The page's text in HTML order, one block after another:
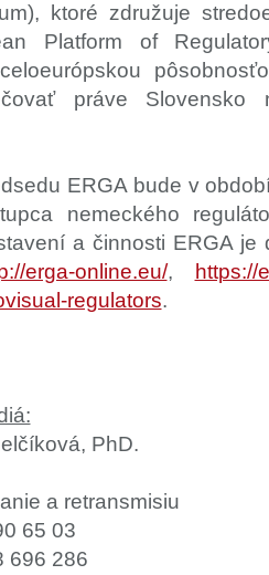
ktoré združuje
Platform of
práve
ERGA bude v
nemeckého
a činnosti ERGA je
erga-online.eu/,
https://
regulators.
PhD.
a retransmisiu
65 03
696 286